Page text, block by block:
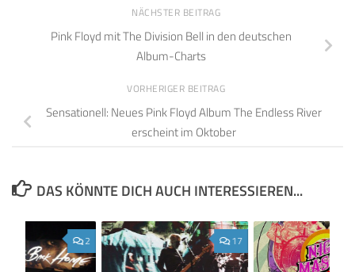
NÄCHSTER BEITRAG
Pink Floyd mit The Division Bell in den deutschen
Album-Charts
VORHERIGER BEITRAG
Sensationell: Neues Pink Floyd Album The Endless River
erscheint im Oktober
DAS KÖNNTE DICH AUCH INTERESSIEREN...
17
2